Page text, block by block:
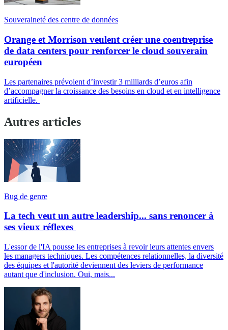
Souveraineté des centre de données
Orange et Morrison veulent créer une coentreprise
de data centers pour renforcer le cloud souverain
européen
Les partenaires prévoient d’investir 3 milliards d’euros afin
d’accompagner la croissance des besoins en cloud et en intelligence
artificielle.
Autres articles
Bug de genre
La tech veut un autre leadership... sans renoncer à
ses vieux réflexes
L'essor de l'IA pousse les entreprises à revoir leurs attentes envers
les managers techniques. Les compétences relationnelles, la diversité
des équipes et l'autorité deviennent des leviers de performance
autant que d'inclusion. Oui, mais...